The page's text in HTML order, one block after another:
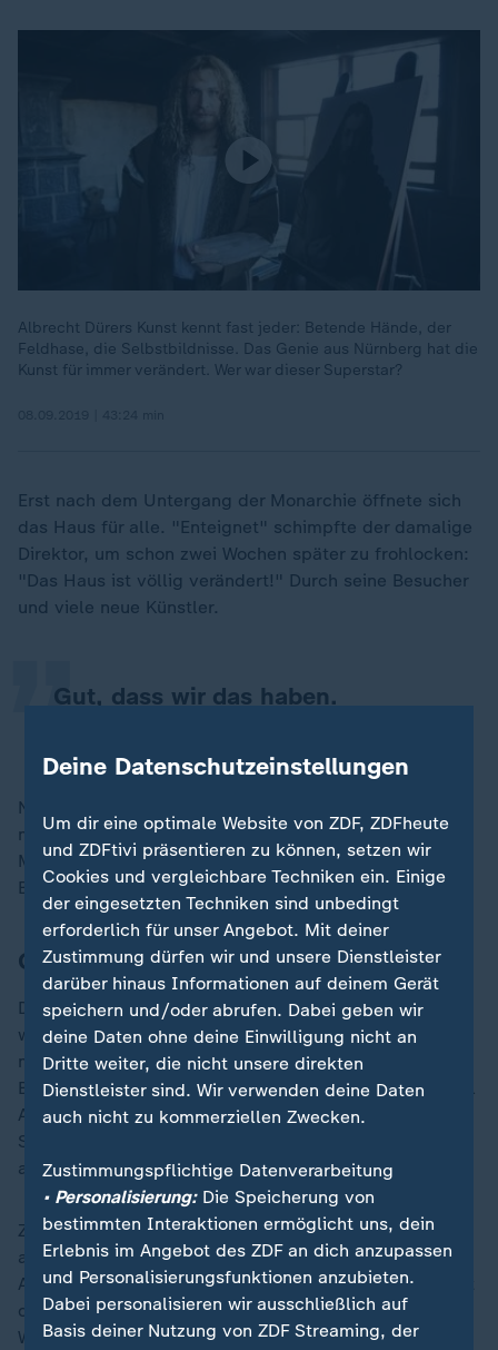
Albrecht Dürers Kunst kennt fast jeder: Betende Hände, der
Feldhase, die Selbstbildnisse. Das Genie aus Nürnberg hat die
Kunst für immer verändert. Wer war dieser Superstar?
Erst nach dem Untergang der Monarchie öffnete sich
das Haus für alle. "Enteignet" schimpfte der damalige
Direktor, um schon zwei Wochen später zu frohlocken:
"Das Haus ist völlig verändert!" Durch seine Besucher
und viele neue Künstler.
Gut, dass wir das haben.
„
Nach dem Ersten Weltkrieg verschmolz die Sammlung
mit der Hofbibliothek - schon damals zählte man eine
Million Stücke. Genauso viele Besucherinnen und
Besucher lockt die Albertina mittlerweile pro Jahr an.
Großer Bestand, große Verantwortung
Das vergangene Jahrhundert brachte der Albertina
weitere entscheidende Zuwächse: eine Fotosammlung
mit heute über 120.000 Werken, 2007 die Sammlung
Batliner, 2017 die Sammlung Essl. "Wir können sowohl
Altmeisterliches zeigen als auch Gegenwart. Das
Schöne ist, dass wir das einzeln zeigen können, aber
auch einen möglichen Dialog haben", sagt Gleis.
Zwischen Monet etwa, der die altmeisterliche Tradition
auflöste - und Picasso, der sie radikal zerlegte. Die
Albertina will anregen, aufregen, inspirieren. Kunst mit
der Gegenwart konfrontieren. "Tolle
Wechselausstellungen, dafür steht die Albertina für
Deine Datenschutzeinstellungen
Um dir eine optimale Website von ZDF, ZDFheute
und ZDFtivi präsentieren zu können, setzen wir
Cookies und vergleichbare Techniken ein. Einige
der eingesetzten Techniken sind unbedingt
erforderlich für unser Angebot. Mit deiner
Zustimmung dürfen wir und unsere Dienstleister
darüber hinaus Informationen auf deinem Gerät
speichern und/oder abrufen. Dabei geben wir
deine Daten ohne deine Einwilligung nicht an
Dritte weiter, die nicht unsere direkten
Dienstleister sind. Wir verwenden deine Daten
auch nicht zu kommerziellen Zwecken.
Zustimmungspflichtige Datenverarbeitung
• Personalisierung:Die Speicherung von
bestimmten Interaktionen ermöglicht uns, dein
Erlebnis im Angebot des ZDF an dich anzupassen
und Personalisierungsfunktionen anzubieten.
Dabei personalisieren wir ausschließlich auf
Basis deiner Nutzung von ZDF Streaming, der